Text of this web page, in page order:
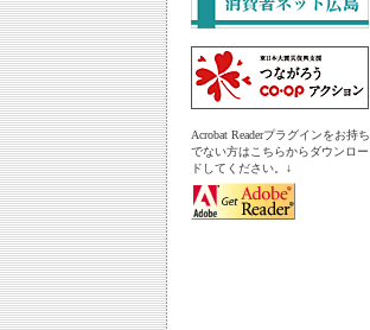
Acrobat Readerプラグインをお持ち
でない方はこちらからダウンロー
ドしてください。↓